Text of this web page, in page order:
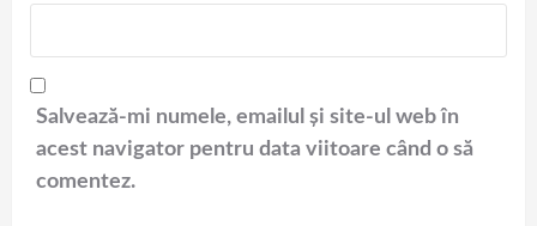
Salvează-mi numele, emailul și site-ul web în
acest navigator pentru data viitoare când o să
comentez.